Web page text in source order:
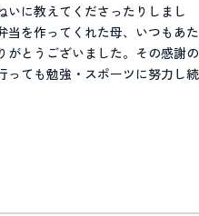
いに教えてくださったりしまし
当を作ってくれた母、いつもあた
がとうございました。その感謝の
っても勉強・スポーツに努力し続